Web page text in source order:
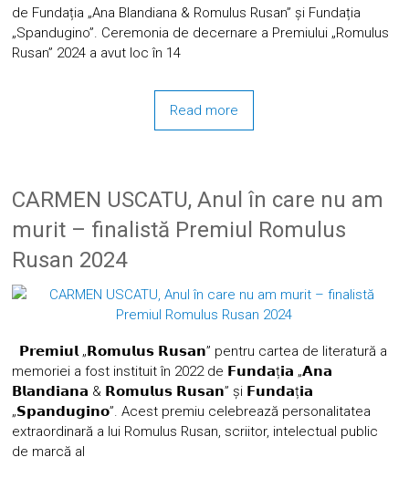
de Fundația „Ana Blandiana & Romulus Rusan” și Fundația
„Spandugino”. Ceremonia de decernare a Premiului „Romulus
Rusan” 2024 a avut loc în 14
Read more
CARMEN USCATU, Anul în care nu am
murit – finalistă Premiul Romulus
Rusan 2024
𝗣𝗿𝗲𝗺𝗶𝘂𝗹 „𝗥𝗼𝗺𝘂𝗹𝘂𝘀 𝗥𝘂𝘀𝗮𝗻” pentru cartea de literatură a
memoriei a fost instituit în 2022 de 𝗙𝘂𝗻𝗱𝗮ț𝗶𝗮 „𝗔𝗻𝗮
𝗕𝗹𝗮𝗻𝗱𝗶𝗮𝗻𝗮 & 𝗥𝗼𝗺𝘂𝗹𝘂𝘀 𝗥𝘂𝘀𝗮𝗻” și 𝗙𝘂𝗻𝗱𝗮ț𝗶𝗮
„𝗦𝗽𝗮𝗻𝗱𝘂𝗴𝗶𝗻𝗼”. Acest premiu celebrează personalitatea
extraordinară a lui Romulus Rusan, scriitor, intelectual public
de marcă al